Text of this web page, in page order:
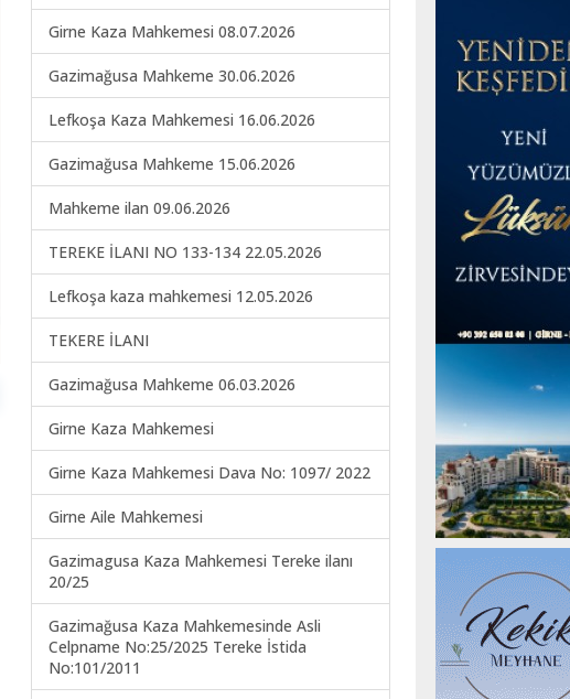
Girne Kaza Mahkemesi 08.07.2026
Gazimağusa Mahkeme 30.06.2026
Lefkoşa Kaza Mahkemesi 16.06.2026
Gazimağusa Mahkeme 15.06.2026
Mahkeme ilan 09.06.2026
TEREKE İLANI NO 133-134 22.05.2026
Lefkoşa kaza mahkemesi 12.05.2026
TEKERE İLANI
Gazimağusa Mahkeme 06.03.2026
Girne Kaza Mahkemesi
Girne Kaza Mahkemesi Dava No: 1097/ 2022
Girne Aile Mahkemesi
Gazimagusa Kaza Mahkemesi Tereke ilanı
20/25
Gazimağusa Kaza Mahkemesinde Asli
Celpname No:25/2025 Tereke İstida
No:101/2011